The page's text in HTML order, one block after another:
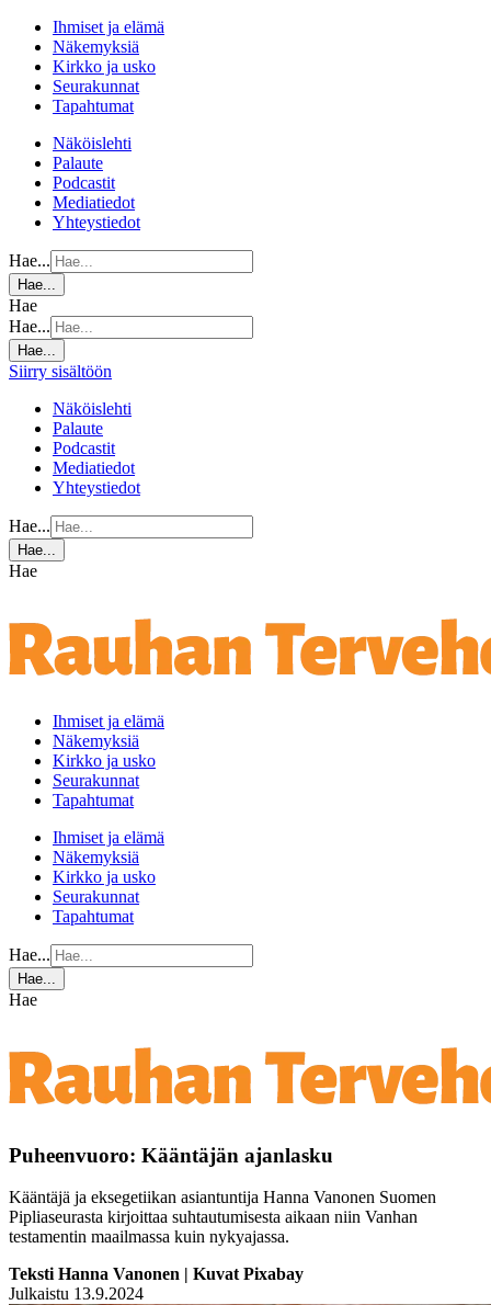
Ihmiset ja elämä
Näkemyksiä
Kirkko ja usko
Seurakunnat
Tapahtumat
Näköislehti
Palaute
Podcastit
Mediatiedot
Yhteystiedot
Hae...
Hae...
Hae
Hae...
Hae...
Siirry sisältöön
Näköislehti
Palaute
Podcastit
Mediatiedot
Yhteystiedot
Hae...
Hae...
Hae
Ihmiset ja elämä
Näkemyksiä
Kirkko ja usko
Seurakunnat
Tapahtumat
Ihmiset ja elämä
Näkemyksiä
Kirkko ja usko
Seurakunnat
Tapahtumat
Hae...
Hae...
Hae
Puheenvuoro: Kääntäjän ajanlasku
Kääntäjä ja eksegetiikan asiantuntija Hanna Vanonen Suomen
Pipliaseurasta kirjoittaa suhtautumisesta aikaan niin Vanhan
testamentin maailmassa kuin nykyajassa.
Teksti Hanna Vanonen | Kuvat Pixabay
Julkaistu 13.9.2024